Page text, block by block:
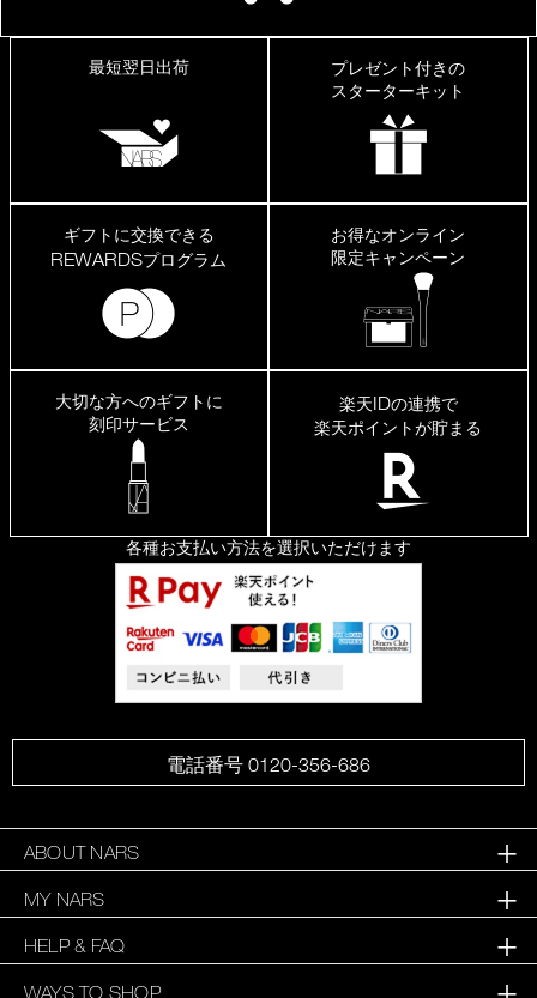
最短翌日出荷
プレゼント付きの
スターターキット
ギフトに交換できる
REWARDSプログラム
お得なオンライン
限定キャンペーン
大切な方へのギフトに
刻印サービス
楽天IDの連携で
楽天ポイントが貯まる
各種お支払い方法を選択いただけます
電話番号 0120-356-686
ABOUT NARS
MY NARS
HELP & FAQ
WAYS TO SHOP